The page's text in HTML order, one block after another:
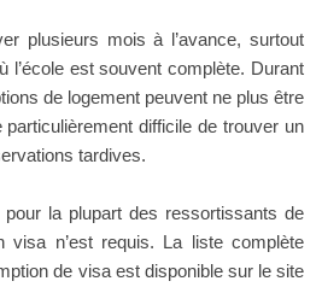
plusieurs mois à l’avance, surtout
l’école est souvent complète. Durant
de logement peuvent ne plus être
difficile de trouver un
tardives.
la plupart des ressortissants de
visa n’est requis. La liste complète
de visa est disponible sur le site